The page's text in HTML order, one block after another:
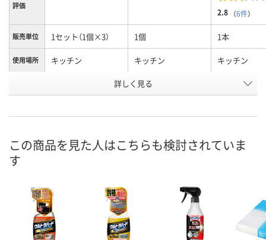
評価
2.8 （6件）
販売単位 1セット（1個×3） 1個 1本
使用場所 キッチン キッチン キッチン
オレンジ（付け替え） オレンジ（付け替え） オレンジ（本
お申込番
在庫 あり あり あり
数量
カゴへ カゴへ カ
詳しく見る
この商品を見た人はこちらも検討されていま
す